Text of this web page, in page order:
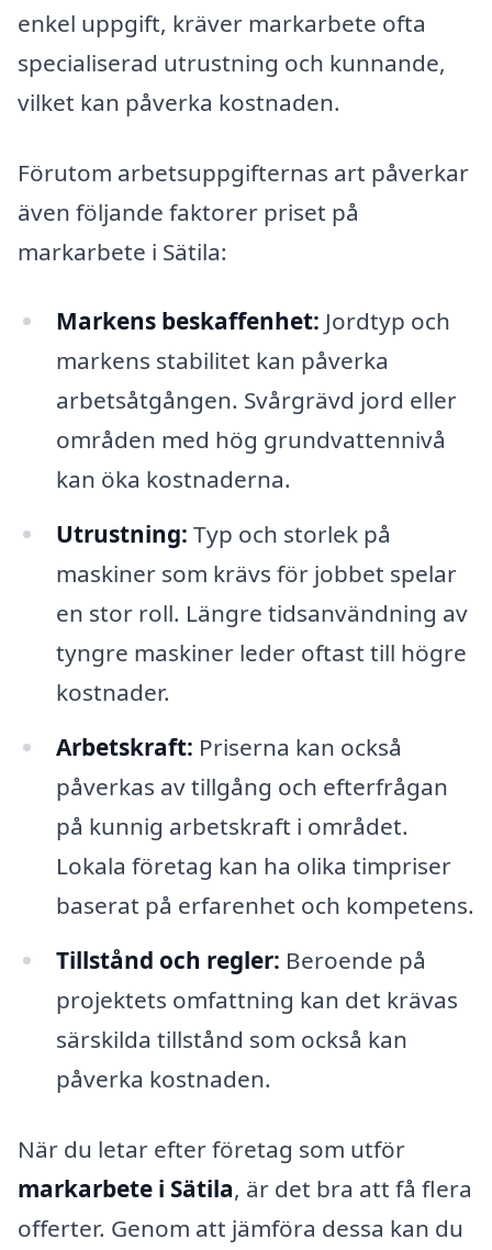
enkel uppgift, kräver markarbete ofta
specialiserad utrustning och kunnande,
vilket kan påverka kostnaden.
Förutom arbetsuppgifternas art påverkar
även följande faktorer priset på
markarbete i Sätila:
Markens beskaffenhet: Jordtyp och
markens stabilitet kan påverka
arbetsåtgången. Svårgrävd jord eller
områden med hög grundvattennivå
kan öka kostnaderna.
Utrustning: Typ och storlek på
maskiner som krävs för jobbet spelar
en stor roll. Längre tidsanvändning av
tyngre maskiner leder oftast till högre
kostnader.
Arbetskraft: Priserna kan också
påverkas av tillgång och efterfrågan
på kunnig arbetskraft i området.
Lokala företag kan ha olika timpriser
baserat på erfarenhet och kompetens.
Tillstånd och regler: Beroende på
projektets omfattning kan det krävas
särskilda tillstånd som också kan
påverka kostnaden.
När du letar efter företag som utför
markarbete i Sätila, är det bra att få flera
offerter. Genom att jämföra dessa kan du